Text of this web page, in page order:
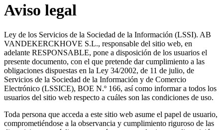
Aviso legal
Ley de los Servicios de la Sociedad de la Información (LSSI). AB
VANDEKERCKHOVE S.L., responsable del sitio web, en
adelante RESPONSABLE, pone a disposición de los usuarios el
presente documento, con el que pretende dar cumplimiento a las
obligaciones dispuestas en la Ley 34/2002, de 11 de julio, de
Servicios de la Sociedad de la Información y de Comercio
Electrónico (LSSICE), BOE N.º 166, así como informar a todos los
usuarios del sitio web respecto a cuáles son las condiciones de uso.
Toda persona que acceda a este sitio web asume el papel de usuario,
comprometiéndose a la observancia y cumplimiento riguroso de las